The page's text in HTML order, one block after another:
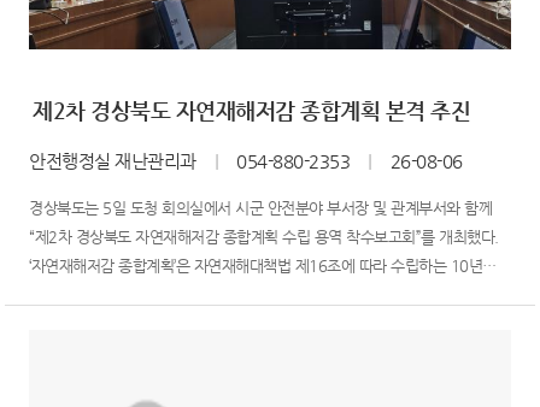
제2차 경상북도 자연재해저감 종합계획 본격 추진
안전행정실 재난관리과 ｜ 054-880-2353 ｜ 26-08-06
경상북도는 5일 도청 회의실에서 시군 안전분야 부서장 및 관계부서와 함께
“제2차 경상북도 자연재해저감 종합계획 수립 용역 착수보고회”를 개최했다.
‘자연재해저감 종합계획’은 자연재해대책법 제16조에 따라 수립하는 10년